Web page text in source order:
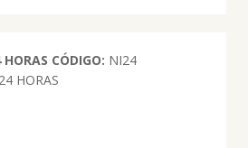
CÓDIGO: NI24
HORAS